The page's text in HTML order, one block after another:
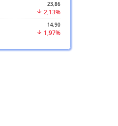
23,86
2,13%
14,90
1,97%